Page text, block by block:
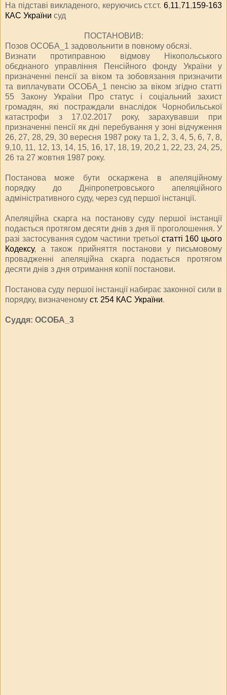
На підставі викладеного, керуючись ст.ст. 6,11,71,159-163
КАС України суд
ПОСТАНОВИВ:
Позов ОСОБА_1 задовольнити в повному обсязі.
Визнати протиправною відмову Нікопольського
обєднаного управління Пенсійного фонду України у
призначенні пенсії за віком та зобовязання призначити
та виплачувати ОСОБА_1 пенсію за віком згідно статті
55 Закону України
Про статус і соціальний захист
громадян, які постраждали внаслідок Чорнобильської
катастрофи з 17.02.2017 року, зарахувавши при
призначенні пенсії як дні перебування у зоні відчуження
26, 27, 28, 29, 30 вересня 1987 року та 1, 2, 3, 4, 5, 6, 7, 8,
9,10, 11, 12, 13, 14, 15, 16, 17, 18, 19, 20,2 1, 22, 23, 24, 25,
26 та 27 жовтня 1987 року.
Постанова може бути оскаржена в апеляційному
порядку до Дніпропетровського апеляційного
адміністративного суду, через суд першої інстанції.
Апеляційна скарга на постанову суду першої інстанції
подається протягом десяти днів з дня її проголошення. У
разі застосування судом частини третьої статті 160 цього
Кодексу, а також прийняття постанови у письмовому
провадженні апеляційна скарга подається протягом
десяти днів з дня отримання копії постанови.
Постанова суду першої інстанції набирає законної сили в
порядку, визначеному ст. 254 КАС України.
Суддя: ОСОБА_3